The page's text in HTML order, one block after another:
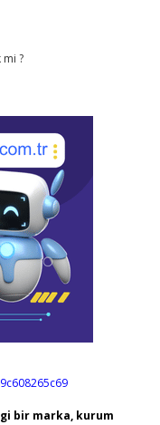
mi ?
bir marka, kurum